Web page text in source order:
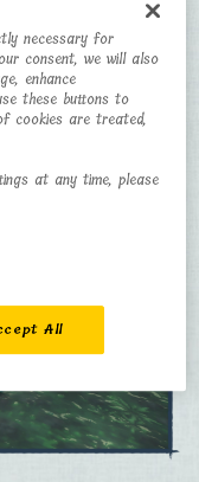
13 kg
necessary for
consent, we will also
enhance
these buttons to
cookies are treated,
at any time, please
All